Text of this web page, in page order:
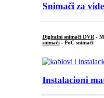
Snimači za
Digitalni snimači DVR -
snimači - PoC snimači
Instalacioni